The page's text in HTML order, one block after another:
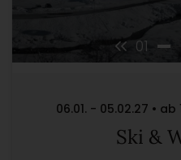
01
06.01. - 05.02.27 •
Ski &